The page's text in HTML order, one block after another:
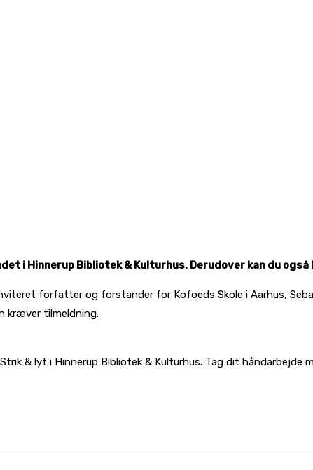
i Hinnerup Bibliotek & Kulturhus. Derudover kan du
forfatter og forstander for Kofoeds Skole i Aarhus,
kræver tilmeldning.
Strik & lyt i Hinnerup Bibliotek & Kulturhus. Tag dit